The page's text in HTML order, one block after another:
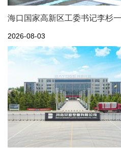
海口国家高新区工委书记李杉
2026-08-03